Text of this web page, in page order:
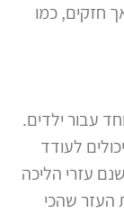
כמו
עבור ילדים.
לעודד
עזרי הליכה
שהכי